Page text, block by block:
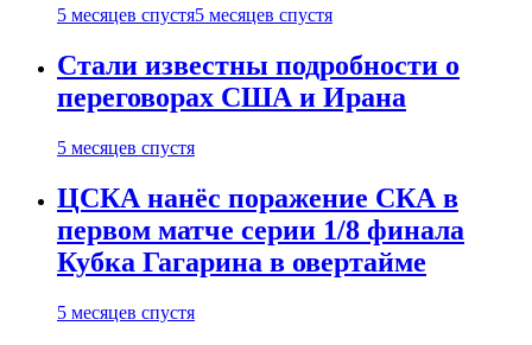
5 месяцев спустя5 месяцев спустя
Стали известны подробности о
переговорах США и Ирана
5 месяцев спустя
ЦСКА нанёс поражение СКА в
первом матче серии 1/8 финала
Кубка Гагарина в овертайме
5 месяцев спустя